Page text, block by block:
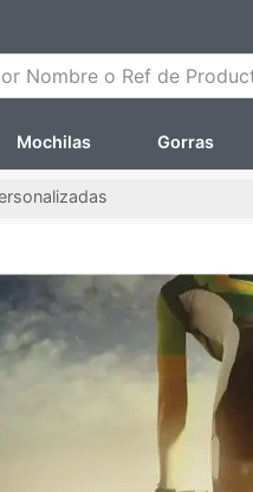
Nombre o Ref de Producto
Mochilas Gorras